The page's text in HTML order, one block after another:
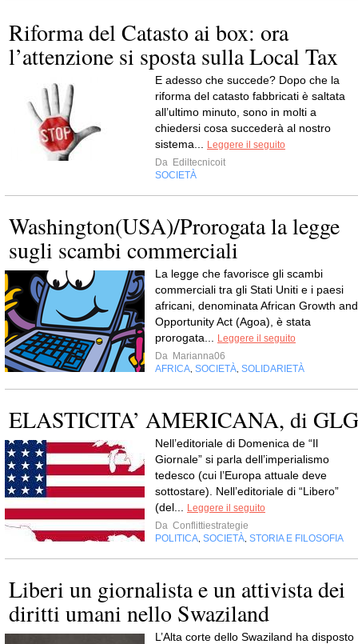
Riforma del Catasto ai box: ora
l’attenzione si sposta sulla Local Tax
E adesso che succede? Dopo che la
riforma del catasto fabbricati è saltata
all’ultimo minuto, sono in molti a
chiedersi cosa succederà al nostro
sistema...
Leggere il seguito
Da Ediltecnicoit
SOCIETÀ
Washington(USA)/Prorogata la legge
sugli scambi commerciali
La legge che favorisce gli scambi
commerciali tra gli Stati Uniti e i paesi
africani, denominata African Growth and
Opportunity Act (Agoa), è stata
prorogata...
Leggere il seguito
Da Marianna06
AFRICA SOCIETÀ SOLIDARIETÀ
ELASTICITA’ AMERICANA, di GLG
Nell’editoriale di Domenica de “Il
Giornale” si parla dell’imperialismo
tedesco (cui l’Europa attuale deve
sottostare). Nell’editoriale di “Libero”
(del...
Leggere il seguito
Da Conflittiestrategie
POLITICA SOCIETÀ STORIA E FILOSOFIA
Liberi un giornalista e un attivista dei
diritti umani nello Swaziland
L’Alta corte dello Swaziland ha disposto